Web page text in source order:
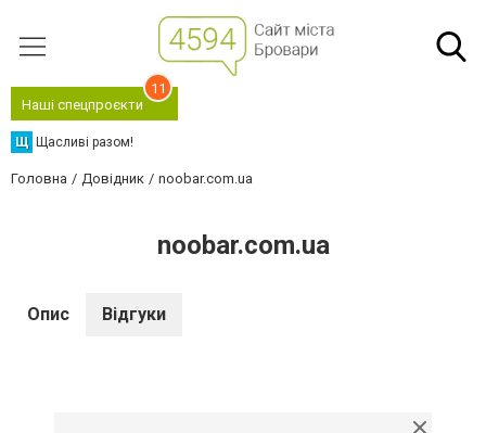
Наші спецпроєкти
11
Щ Щасливі разом!
Головна Довідник noobar.com.ua
noobar.com.ua
Опис Відгуки